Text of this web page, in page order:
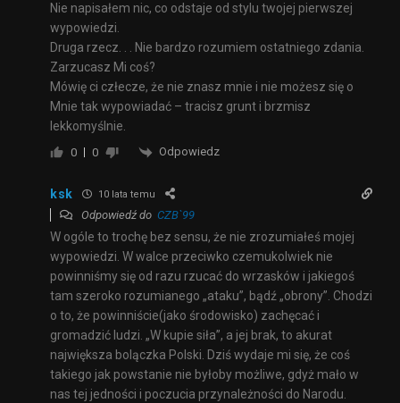
Nie napisałem nic, co odstaje od stylu twojej pierwszej
wypowiedzi.
Druga rzecz. . . Nie bardzo rozumiem ostatniego zdania.
Zarzucasz Mi coś?
Mówię ci człecze, że nie znasz mnie i nie możesz się o
Mnie tak wypowiadać – tracisz grunt i brzmisz
lekkomyślnie.
0 0 Odpowiedz
ksk 10 lata temu
Odpowiedź do CZB`99
W ogóle to trochę bez sensu, że nie zrozumiałeś mojej
wypowiedzi. W walce przeciwko czemukolwiek nie
powinniśmy się od razu rzucać do wrzasków i jakiegoś
tam szeroko rozumianego „ataku”, bądź „obrony”. Chodzi
o to, że powinniście(jako środowisko) zachęcać i
gromadzić ludzi. „W kupie siła”, a jej brak, to akurat
największa bolączka Polski. Dziś wydaje mi się, że coś
takiego jak powstanie nie byłoby możliwe, gdyż mało w
nas tej jedności i poczucia przynależności do Narodu.